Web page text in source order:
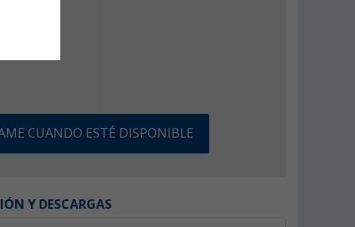
CUANDO ESTÉ DISPONIBLE
Y DESCARGAS